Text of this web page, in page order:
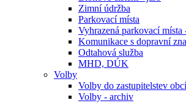
Zimní údržba
Parkovací místa
Vyhrazená parkovací místa
Komunikace s dopravní
Odtahová služba
MHD, DÚK
Volby
Volby do zastupitelstev
Volby - archiv